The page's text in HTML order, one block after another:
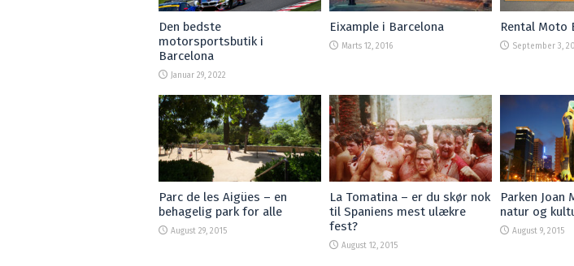
Den bedste
motorsportsbutik i
Barcelona
Januar 29, 2022
Eixample i Barcelona
Marts 12, 2016
Rental Moto
September 3,
Parc de les Aigües – en
behagelig park for alle
August 29, 2015
La Tomatina – er du skør nok
til Spaniens mest ulækre
fest?
August 12, 2015
Parken Joan
natur og
August 9, 2015